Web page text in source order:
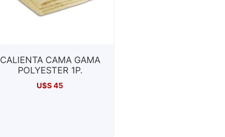
CALIENTA CAMA GAMA
POLYESTER 1P.
U$S45